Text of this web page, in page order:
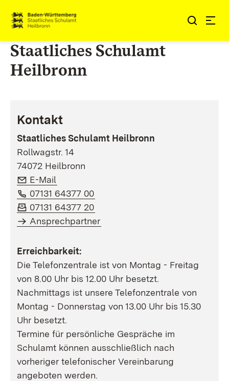
Zum Inhalt springen
Link zur Startseite
Staatliches Schulamt
Heilbronn
Kontakt
Staatliches Schulamt Heilbronn
Rollwagstr. 14
74072 Heilbronn
E-Mail:
E-Mail
Telefon:
07131 64377 00
Fax:
07131 64377 20
Ansprechpartner
Erreichbarkeit:
Die Telefonzentrale ist von Montag - Freitag
von 8.00 Uhr bis 12.00 Uhr besetzt.
Nachmittags ist unsere Telefonzentrale von
Montag - Donnerstag von 13.00 Uhr bis 15.30
Uhr besetzt.
Termine für persönliche Gespräche im
Schulamt können ausschließlich nach
vorheriger telefonischer Vereinbarung
angeboten werden.